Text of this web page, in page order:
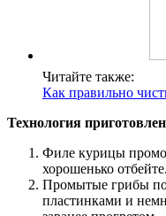
Читайте также:
Как правильно
Технология
Филе курицы
хорошенько отбейте.
Промытые грибы
пластинками и